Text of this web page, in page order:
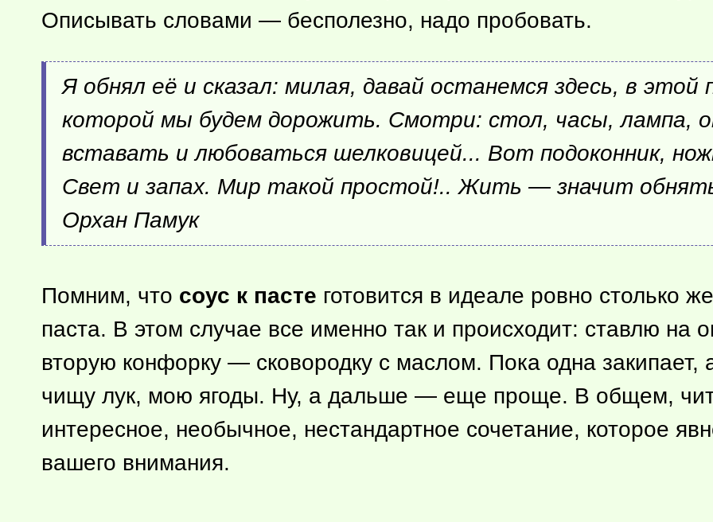
Описывать словами — бесполезно, надо пробовать.
Я обнял её и сказал: милая, давай останемся здесь, в этой
которой мы будем дорожить. Смотри: стол, часы, лампа,
вставать и любоваться шелковицей... Вот подоконник,
Свет и запах. Мир такой простой!.. Жить — значит
Орхан Памук
Помним, что соус к пасте готовится в идеале ровно столько
паста. В этом случае все именно так и происходит: ставлю на
вторую конфорку — сковородку с маслом. Пока одна закипает,
чищу лук, мою ягоды. Ну, а дальше — еще проще. В общем,
интересное, необычное, нестандартное сочетание, которое
вашего внимания.